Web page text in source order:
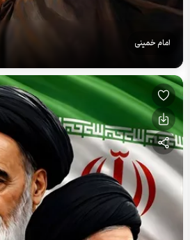
امام خمینی